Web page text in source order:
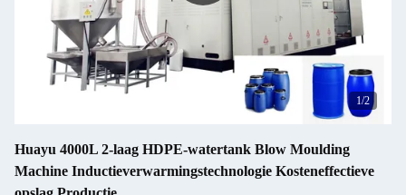
1/2
Huayu 4000L 2-laag HDPE-watertank Blow Moulding
Machine Inductieverwarmingstechnologie Kosteneffectieve